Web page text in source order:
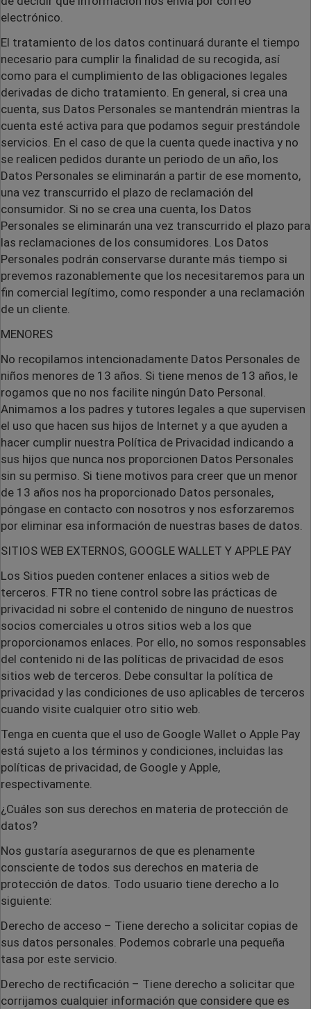
electrónico.
El tratamiento de los datos continuará durante el tiempo
necesario para cumplir la finalidad de su recogida, así
como para el cumplimiento de las obligaciones legales
derivadas de dicho tratamiento. En general, si crea una
cuenta, sus Datos Personales se mantendrán mientras la
cuenta esté activa para que podamos seguir prestándole
servicios. En el caso de que la cuenta quede inactiva y no
se realicen pedidos durante un periodo de un año, los
Datos Personales se eliminarán a partir de ese momento,
una vez transcurrido el plazo de reclamación del
consumidor. Si no se crea una cuenta, los Datos
Personales se eliminarán una vez transcurrido el plazo para
las reclamaciones de los consumidores. Los Datos
Personales podrán conservarse durante más tiempo si
prevemos razonablemente que los necesitaremos para un
fin comercial legítimo, como responder a una reclamación
de un cliente.
MENORES
No recopilamos intencionadamente Datos Personales de
niños menores de 13 años. Si tiene menos de 13 años, le
rogamos que no nos facilite ningún Dato Personal.
Animamos a los padres y tutores legales a que supervisen
el uso que hacen sus hijos de Internet y a que ayuden a
hacer cumplir nuestra Política de Privacidad indicando a
sus hijos que nunca nos proporcionen Datos Personales
sin su permiso. Si tiene motivos para creer que un menor
de 13 años nos ha proporcionado Datos personales,
póngase en contacto con nosotros y nos esforzaremos
por eliminar esa información de nuestras bases de datos.
SITIOS WEB EXTERNOS, GOOGLE WALLET Y APPLE PAY
Los Sitios pueden contener enlaces a sitios web de
terceros. FTR no tiene control sobre las prácticas de
privacidad ni sobre el contenido de ninguno de nuestros
socios comerciales u otros sitios web a los que
proporcionamos enlaces. Por ello, no somos responsables
del contenido ni de las políticas de privacidad de esos
sitios web de terceros. Debe consultar la política de
privacidad y las condiciones de uso aplicables de terceros
cuando visite cualquier otro sitio web.
Tenga en cuenta que el uso de Google Wallet o Apple Pay
está sujeto a los términos y condiciones, incluidas las
políticas de privacidad, de Google y Apple,
respectivamente.
¿Cuáles son sus derechos en materia de protección de
datos?
Nos gustaría asegurarnos de que es plenamente
consciente de todos sus derechos en materia de
protección de datos. Todo usuario tiene derecho a lo
siguiente:
Derecho de acceso – Tiene derecho a solicitar copias de
sus datos personales. Podemos cobrarle una pequeña
tasa por este servicio.
Derecho de rectificación – Tiene derecho a solicitar que
corrijamos cualquier información que considere que es